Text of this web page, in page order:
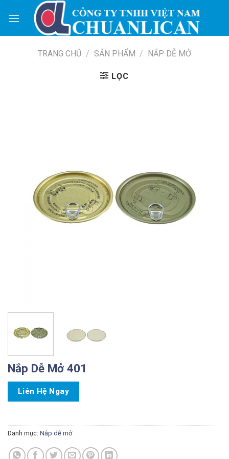
TRANG CHỦ / SẢN PHẨM / NẮP DỄ MỞ
LỌC
Nắp Dễ Mở 401
Liên Hệ Ngay
Danh mục: Nắp dễ mở